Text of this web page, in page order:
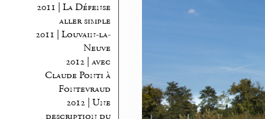
2011 | La Défense
aller simple
2011 | Louvain-la-
Neuve
2012 | avec
Claude Ponti à
Fontevraud
2012 | Une
description du